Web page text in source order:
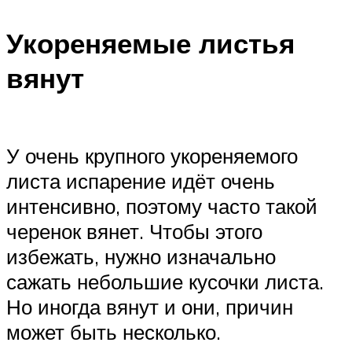
Укореняемые листья
вянут
У очень крупного укореняемого
листа испарение идёт очень
интенсивно, поэтому часто такой
черенок вянет. Чтобы этого
избежать, нужно изначально
сажать небольшие кусочки листа.
Но иногда вянут и они, причин
может быть несколько.